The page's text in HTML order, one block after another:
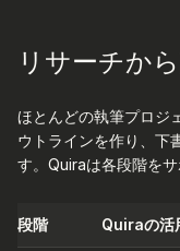
リサーチか
ほとんどの執筆プロジ
ウトラインを作り、下
す。Quiraは各段階を
段階 Quiraの活